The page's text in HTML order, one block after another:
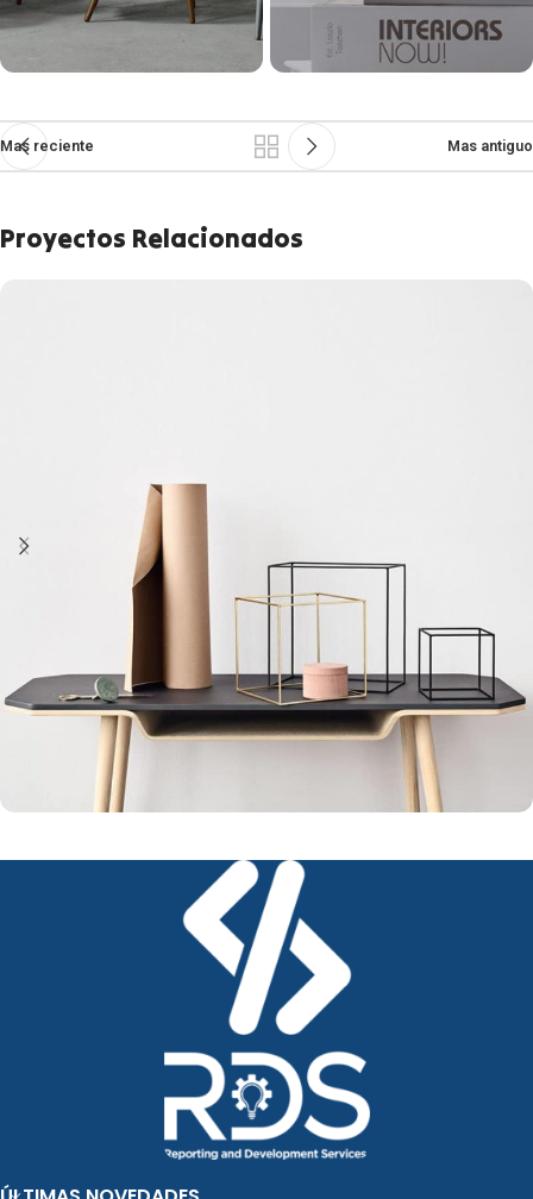
Mas reciente Mas antiguo
Proyectos Relacionados
Leo uteu ullamcorper